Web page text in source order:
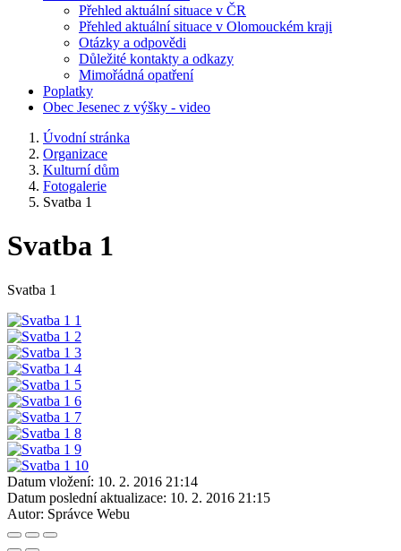
Přehled aktuální situace v ČR
Přehled aktuální situace v Olomouckém kraji
Otázky a odpovědi
Důležité kontakty a odkazy
Mimořádná opatření
Poplatky
Obec Jesenec z výšky - video
Úvodní stránka
Organizace
Kulturní dům
Fotogalerie
Svatba 1
Svatba 1
Svatba 1
Datum vložení: 10. 2. 2016 21:14
Datum poslední aktualizace: 10. 2. 2016 21:15
Autor: Správce Webu